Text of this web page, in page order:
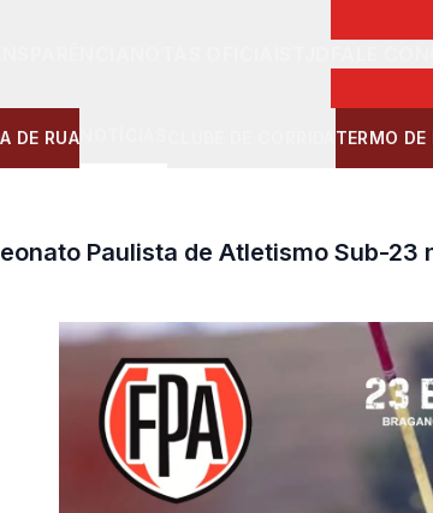
DE RUA TERMO DE
Paulista de Atletismo Sub-23